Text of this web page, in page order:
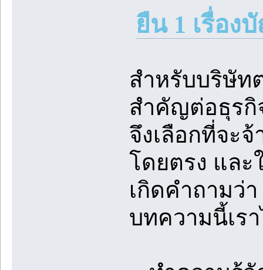
ยืน 1 เรื่อง
สำหรับบริษัท
สำคัญต่อธุรกิ
จึงเลือกที่จะ
โดยตรง และ
เกิดคำถามว่
บทความนี้เร